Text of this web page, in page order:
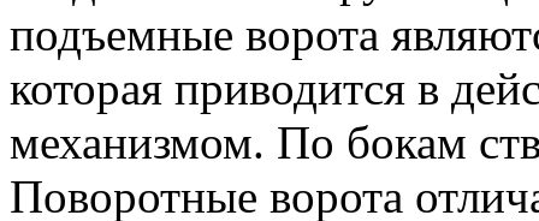
подъемные ворота
которая приводится в
механизмом. По бокам
Поворотные ворота